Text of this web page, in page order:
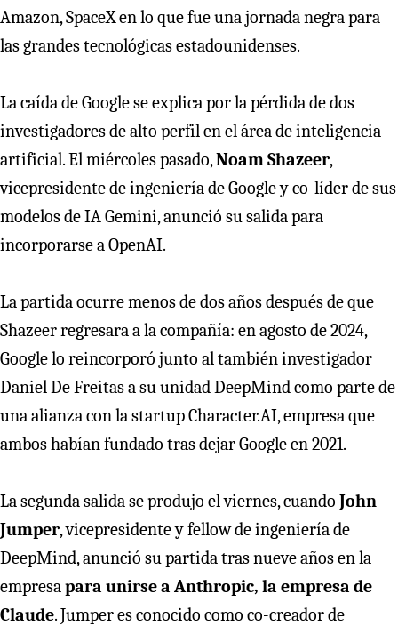
Amazon, SpaceX en lo que fue una jornada negra para
las grandes tecnológicas estadounidenses.
La caída de Google se explica por la pérdida de dos
investigadores de alto perfil en el área de inteligencia
artificial. El miércoles pasado,Noam Shazeer,
vicepresidente de ingeniería de Google y co-líder de sus
modelos de IA Gemini, anunció su salida para
incorporarse a OpenAI.
La partida ocurre menos de dos años después de que
Shazeer regresara a la compañía: en agosto de 2024,
Google lo reincorporó junto al también investigador
Daniel De Freitas a su unidad DeepMind como parte de
una alianza con la startup Character.AI, empresa que
ambos habían fundado tras dejar Google en 2021.
La segunda salida se produjo el viernes, cuando John
Jumper, vicepresidente y fellow de ingeniería de
DeepMind, anunció su partida tras nueve años en la
empresapara unirse a Anthropic, la empresa de
Claude. Jumper es conocido como co-creador de